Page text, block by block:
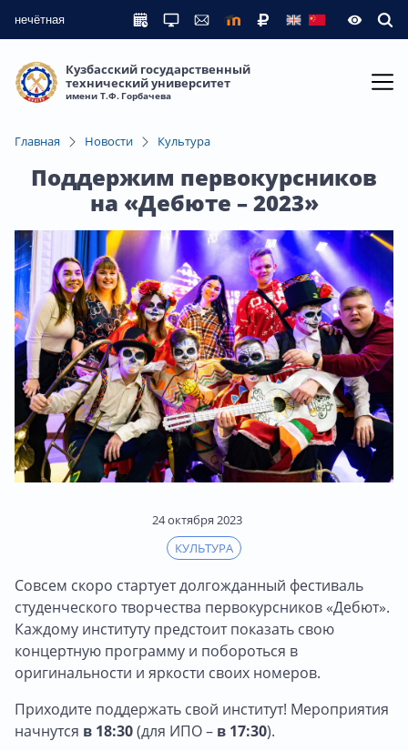
нечётная
Кузбасский государственный
технический университет
имени Т.Ф. Горбачева
Главная Новости Культура
Поддержим первокурсников
на «Дебюте – 2023»
24 октября 2023
КУЛЬТУРА
Совсем скоро стартует долгожданный фестиваль
студенческого творчества первокурсников «Дебют».
Каждому институту предстоит показать свою
концертную программу и побороться в
оригинальности и яркости своих номеров.
Приходите поддержать свой институт! Мероприятия
начнутся в 18:30(для ИПО – в 17:30).